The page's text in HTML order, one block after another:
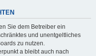
Sie dem Betreiber ein
und unentgeltliches
zu nutzen.
a bleibt auch nach